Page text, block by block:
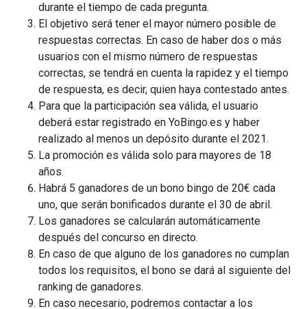
durante el tiempo de cada pregunta.
El objetivo será tener el mayor número posible de
respuestas correctas. En caso de haber dos o más
usuarios con el mismo número de respuestas
correctas, se tendrá en cuenta la rapidez y el tiempo
de respuesta, es decir, quien haya contestado antes.
Para que la participación sea válida, el usuario
deberá estar registrado en YoBingo.es y haber
realizado al menos un depósito durante el 2021.
La promoción es válida solo para mayores de 18
años.
Habrá 5 ganadores de un bono bingo de 20€ cada
uno, que serán bonificados durante el 30 de abril.
Los ganadores se calcularán automáticamente
después del concurso en directo.
En caso de que alguno de los ganadores no cumplan
todos los requisitos, el bono se dará al siguiente del
ranking de ganadores.
En caso necesario, podremos contactar a los